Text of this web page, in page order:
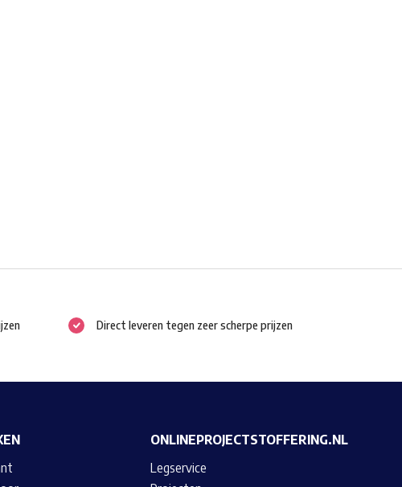
Direct leveren tegen zeer scherpe prijzen
ONLINEPROJECTSTOFFERING.NL
Legservice